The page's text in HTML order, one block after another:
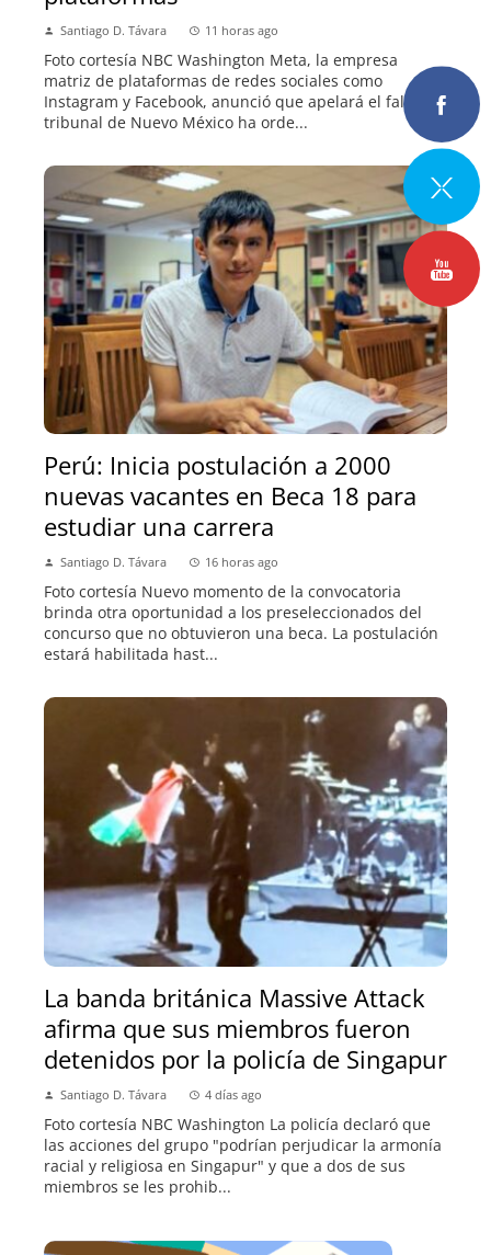
Santiago D. Távara 11 horas ago
Foto cortesía NBC Washington Meta, la empresa
matriz de plataformas de redes sociales como
Instagram y Facebook, anunció que apelará el fallo. Un
tribunal de Nuevo México ha orde...
Perú: Inicia postulación a 2000
nuevas vacantes en Beca 18 para
estudiar una carrera
Santiago D. Távara 16 horas ago
Foto cortesía Nuevo momento de la convocatoria
brinda otra oportunidad a los preseleccionados del
concurso que no obtuvieron una beca. La postulación
estará habilitada hast...
La banda británica Massive Attack
afirma que sus miembros fueron
detenidos por la policía de Singapur
Santiago D. Távara 4 días ago
Foto cortesía NBC Washington La policía declaró que
las acciones del grupo "podrían perjudicar la armonía
racial y religiosa en Singapur" y que a dos de sus
miembros se les prohib...